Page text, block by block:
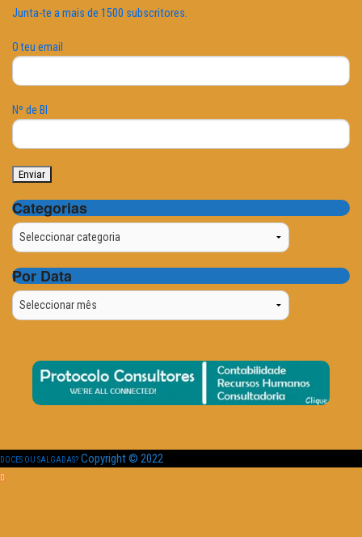
Junta-te a mais de 1500 subscritores.
O teu email
Nº de BI
Categorias
Categorias
Por Data
Por
Data
DOCES OU SALGADAS? Copyright © 2022